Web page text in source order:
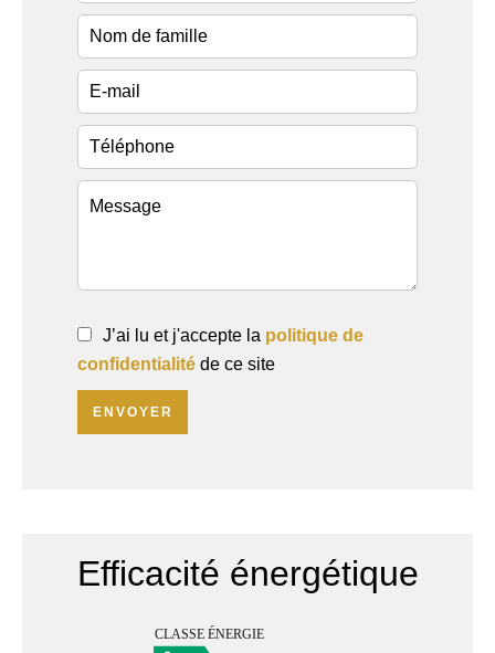
J’ai lu et j'accepte la politique de
confidentialité de ce site
ENVOYER
Efficacité énergétique